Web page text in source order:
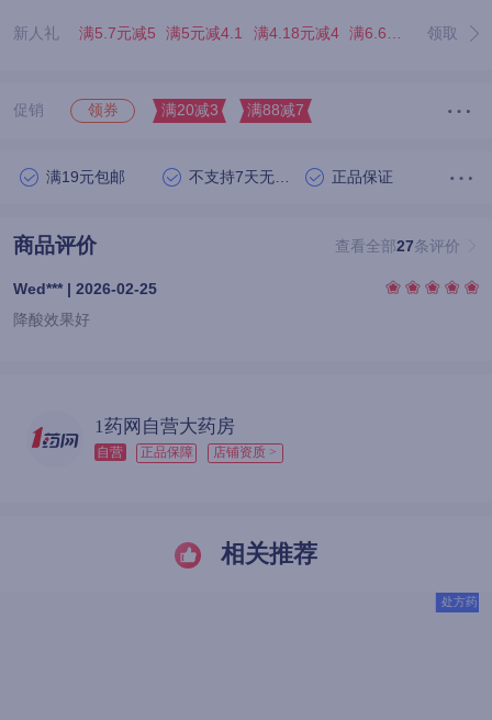
新人礼 领取
满5.7元减5 满5元减4.1 满4.18元减4 满6.67元减5.07 满
促销 领券 满20减3 满88减7
满19元包邮 不支持7天无理由退货 正品保证
商品评价 查看全部27条评价
Wed*** | 2026-02-25
降酸效果好
1药网自营大药房
自营 正品保障 店铺资质 >
相关推荐